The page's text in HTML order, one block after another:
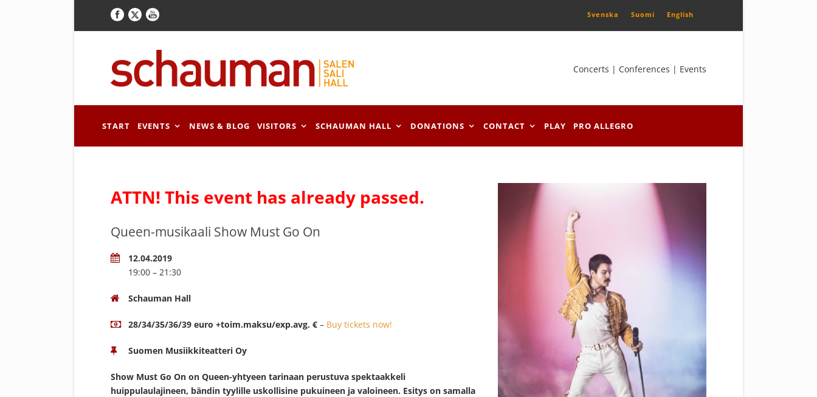
Svenska Suomi English
Concerts | Conferences | Events
START EVENTS NEWS & BLOG VISITORS SCHAUMAN HALL DONATIONS CONTACT PLAY PRO ALLEGRO
ATTN! This event has already passed.
Queen-musikaali Show Must Go On
12.04.2019
19:00 – 21:30
Schauman Hall
28/34/35/36/39 euro +toim.maksu/exp.avg. € – Buy tickets now!
Suomen Musiikkiteatteri Oy
Show Must Go On on Queen-yhtyeen tarinaan perustuva spektaakkeli
huippulaulajineen, bändin tyylille uskollisine pukuineen ja valoineen. Esitys on samalla